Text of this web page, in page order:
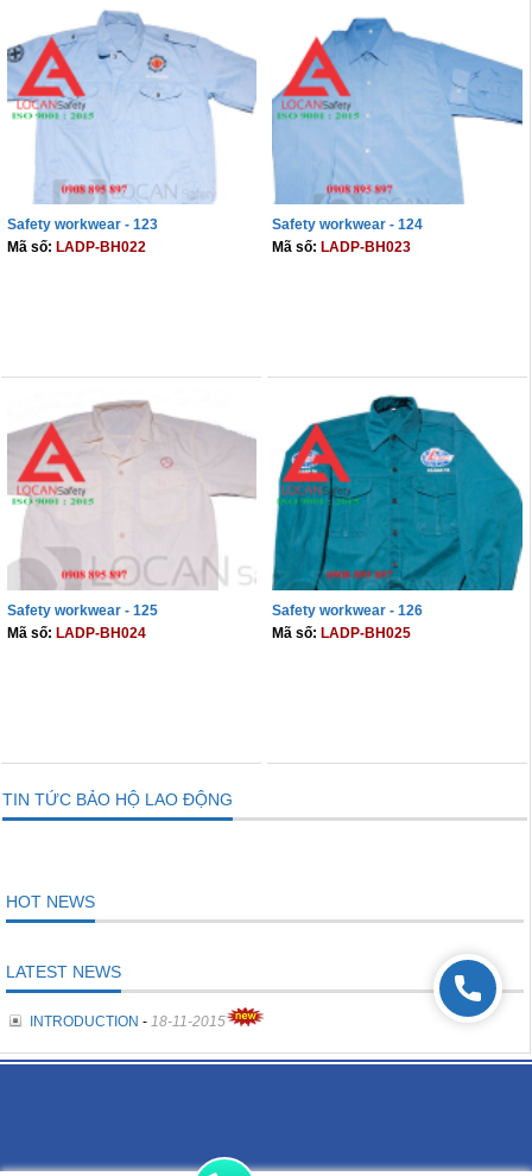
Safety workwear - 123
Mã số: LADP-BH022
Safety workwear - 124
Mã số: LADP-BH023
Safety workwear - 125
Mã số: LADP-BH024
Safety workwear - 126
Mã số: LADP-BH025
TIN TỨC BẢO HỘ LAO ĐỘNG
HOT NEWS
LATEST NEWS
INTRODUCTION - 18-11-2015